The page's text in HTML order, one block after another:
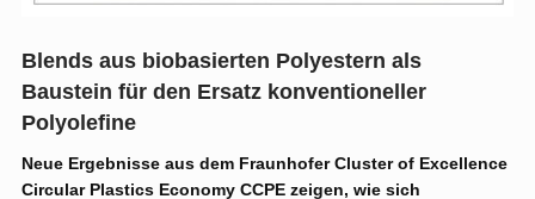
Blends aus biobasierten Polyestern als
Baustein für den Ersatz konventioneller
Polyolefine
Neue Ergebnisse aus dem Fraunhofer Cluster of Excellence
Circular Plastics Economy CCPE zeigen, wie sich